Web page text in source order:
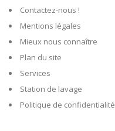
Contactez-nous !
Mentions légales
Mieux nous connaître
Plan du site
Services
Station de lavage
Politique de confidentialité